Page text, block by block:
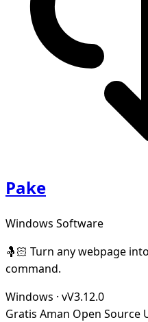
Pake
Windows Software
🤱🏻 Turn any webpage
command.
Windows · vV3.12.0
Gratis Aman Open Source